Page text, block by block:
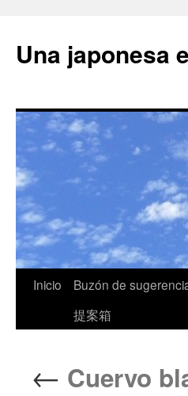
Una japonesa
Inicio
Buzón de
提案箱
← Cuervo